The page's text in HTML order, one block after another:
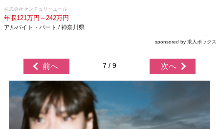
株式会社センチュリーエール
年収121万円～242万円
アルバイト・パート / 神奈川県
sponsored by 求人ボックス
前へ 7 / 9 次へ